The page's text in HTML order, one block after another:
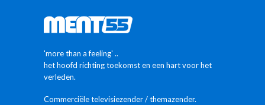
'more than a feeling' ..
het hoofd richting toekomst en een hart voor het
verleden.
Commerciële televisiezender / themazender.